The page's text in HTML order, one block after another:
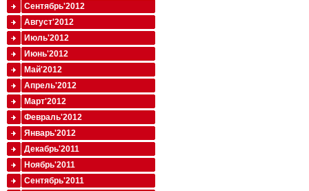
Сентябрь'2012
Август'2012
Июль'2012
Июнь'2012
Май'2012
Апрель'2012
Март'2012
Февраль'2012
Январь'2012
Декабрь'2011
Ноябрь'2011
Сентябрь'2011